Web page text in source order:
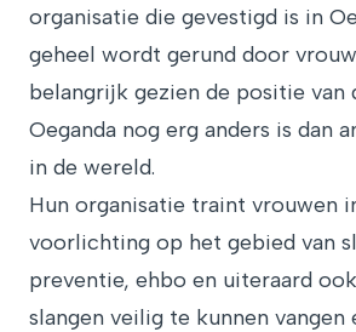
organisatie die gevestigd is in
geheel wordt gerund door
belangrijk gezien de positie van
Oeganda nog erg anders is dan
in de wereld.
Hun organisatie traint vrouwen
voorlichting op het gebied van
preventie, ehbo en uiteraard
slangen veilig te kunnen vangen